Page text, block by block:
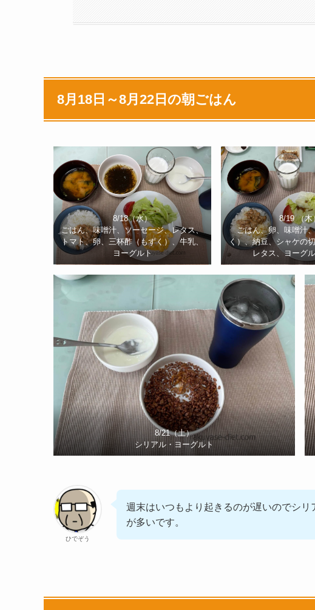
8月18日～8月22日の朝ごはん
8/18（水）
ごはん、味噌汁、ソーセージ、レタス、
トマト、卵、三杯酢（もずく）、牛乳、
ヨーグルト
8/19 （木
ごはん、卵、味噌汁
く）、納豆、シャケの
レタス、ヨーグ
8/21（土）
シリアル・ヨーグルト
ひでぞう
週末はいつもより起きるのが遅いのでシ
が多いです。